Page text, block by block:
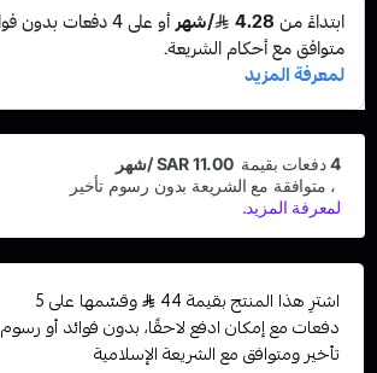
اشترِ هذا المنتج بقيمة 44
وقسّمها على 5
دفعات مع إمكان ادفع لاحقًا، بدون فوائد أو رسوم
تأخير ومتوافق مع الشريعة الإسلامية